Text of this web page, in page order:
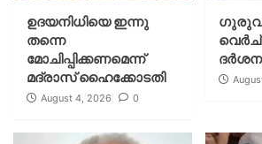
ഉദയനിധിയെ ഇന്നു
തന്നെ
മോചിപ്പിക്കണമെന്ന്
മദ്രാസ് ഹൈക്കോടതി
August 4, 2026 0